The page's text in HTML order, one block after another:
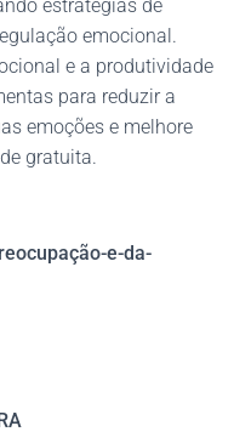
estratégias de
emocional.
e a produtividade
para reduzir a
emoções e melhore
gratuita.
e-da-